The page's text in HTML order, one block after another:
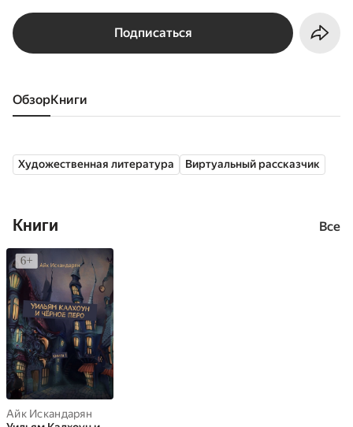
Подписаться
Обзор книги
Художественная литература Виртуальный рассказчик
Книги Все
Айк Искандарян